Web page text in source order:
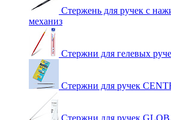
Стержень для ручек с
механиз
Стержни для гелевых
Стержни для ручек
Стержни для ручек